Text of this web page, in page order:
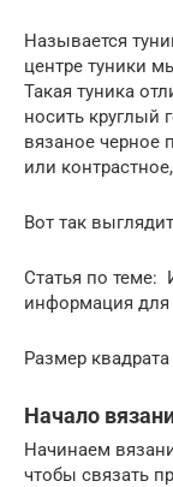
Называется
центре туники
Такая туника
носить круглый
вязаное черное
или
Вот так
Статья по теме:
информация
Размер
Начало
Начинаем
чтобы связать